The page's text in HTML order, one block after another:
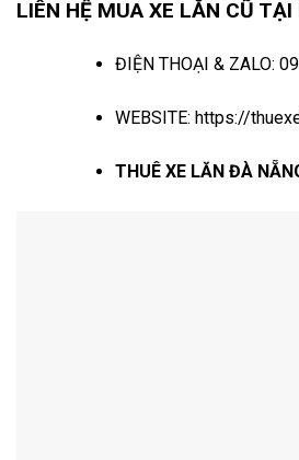
LIÊN HỆ MUA XE LĂN CŨ
ĐIỆN THOẠI & ZALO:
WEBSITE: https://
THUÊ XE LĂN ĐÀ